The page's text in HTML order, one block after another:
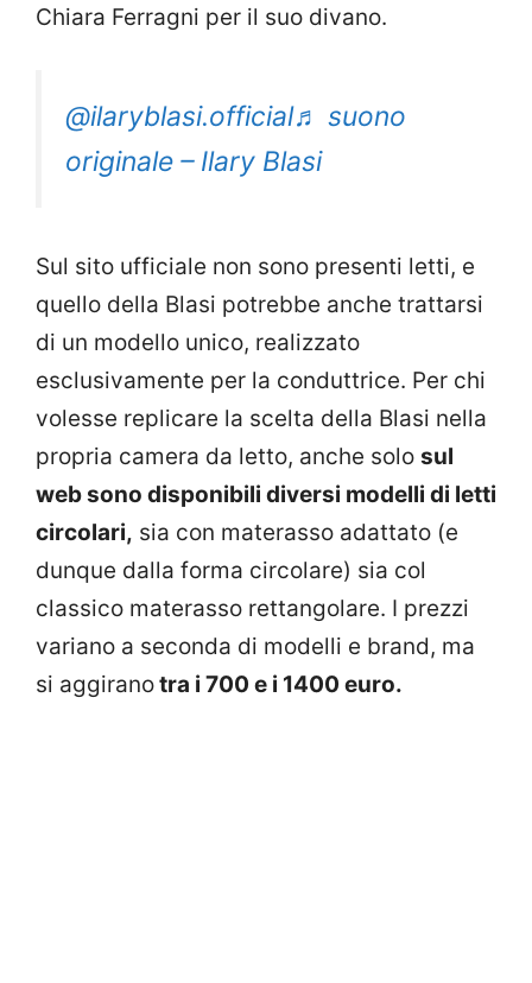
Chiara Ferragni per il suo divano.
@ilaryblasi.official♬ suono
originale – Ilary Blasi
Sul sito ufficiale non sono presenti letti, e
quello della Blasi potrebbe anche trattarsi
di un modello unico, realizzato
esclusivamente per la conduttrice. Per chi
volesse replicare la scelta della Blasi nella
propria camera da letto, anche solo sul
web sono disponibili diversi modelli di letti
circolari, sia con materasso adattato (e
dunque dalla forma circolare) sia col
classico materasso rettangolare. I prezzi
variano a seconda di modelli e brand, ma
si aggiranotra i 700 e i 1400 euro.